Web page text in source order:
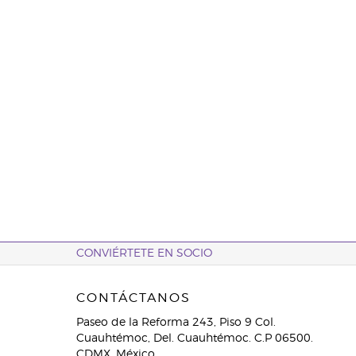
CONVIÉRTETE EN SOCIO
CONTÁCTANOS
Paseo de la Reforma 243, Piso 9 Col.
Cuauhtémoc, Del. Cuauhtémoc. C.P 06500.